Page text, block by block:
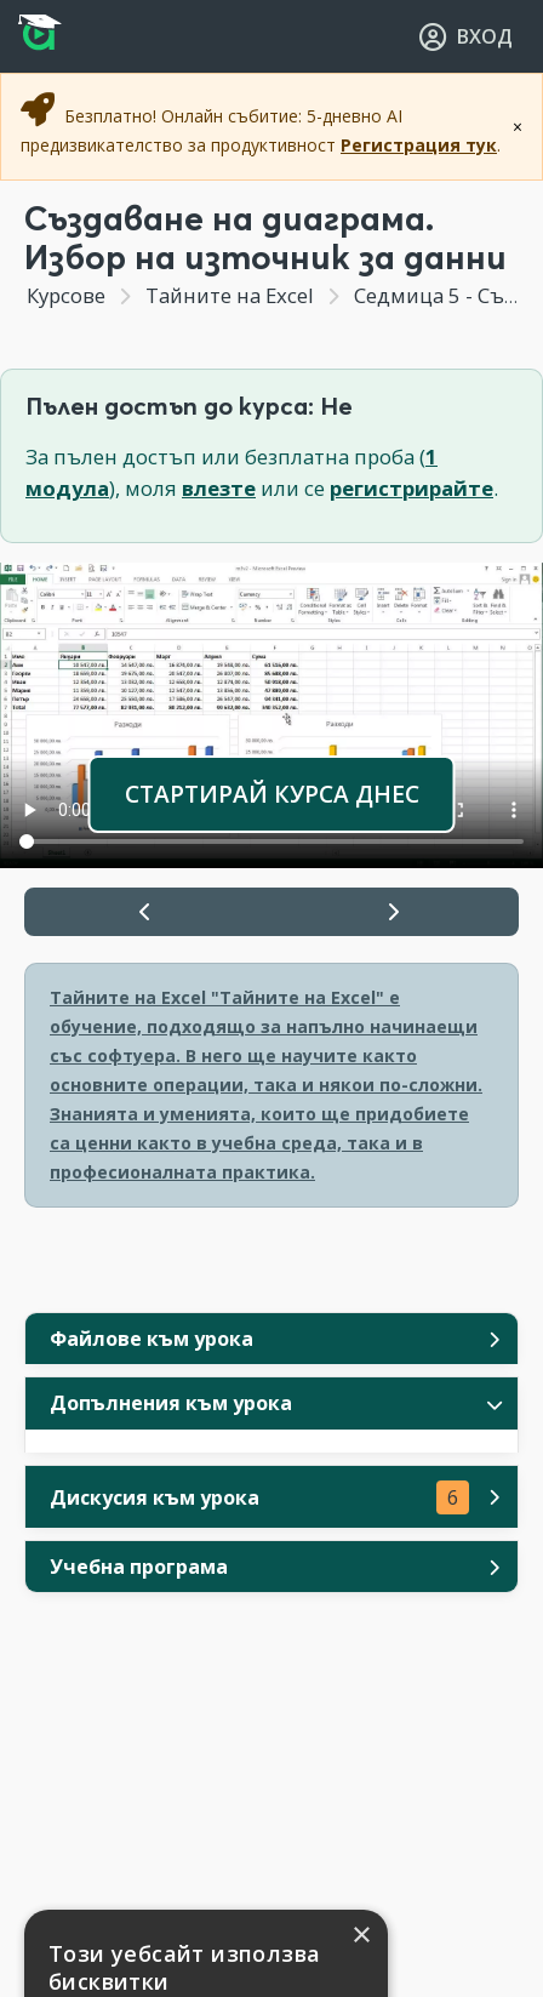
Прескочи към основното съдържание
Прескочи към навигацията
ВХОД
×
Безплатно! Онлайн събитие: 5-дневно AI
предизвикателство за продуктивност Регистрация тук.
Файлове към урока
Допълнения към урока
Дискусия към урока 6
Учебна програма
Създаване на диаграма.
Избор на източник за данни
Курсове Тайните на Excel Седмица 5 - Създаване на диаграми с Excel в две стъпки. Удачен избор на тип диаграма.
Пълен достъп до курса: Не
За пълен достъп или безплатна проба (1
модула), моля влезте или се регистрирайте.
СТАРТИРАЙ КУРСА ДНЕС
Тайните на Excel "Тайните на Excel" е
обучение, подходящо за напълно начинаещи
със софтуера. В него ще научите както
основните операции, така и някои по-сложни.
Знанията и уменията, които ще придобиете
са ценни както в учебна среда, така и в
професионалната практика.
×
Този уебсайт използва
бисквитки